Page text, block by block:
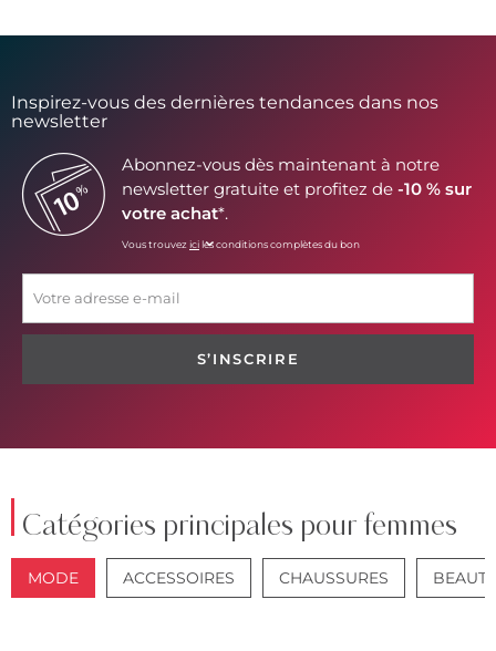
Inspirez-vous des dernières tendances dans nos
newsletter
Abonnez-vous dès maintenant à notre
newsletter gratuite et profitez de -10 % sur
votre achat*.
Vous trouvez iciles conditions complètes du bon
S’INSCRIRE
Catégories principales pour femmes
MODE ACCESSOIRES CHAUSSURES BEAUTÉ